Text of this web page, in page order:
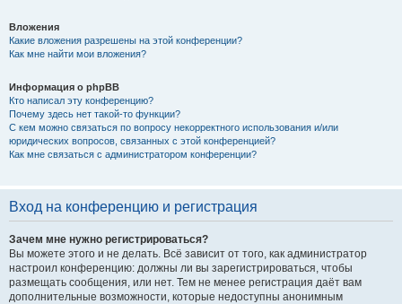
Вложения
Какие вложения разрешены на этой конференции?
Как мне найти мои вложения?
Информация о phpBB
Кто написал эту конференцию?
Почему здесь нет такой-то функции?
С кем можно связаться по вопросу некорректного использования и/или
юридических вопросов, связанных с этой конференцией?
Как мне связаться с администратором конференции?
Вход на конференцию и регистрация
Зачем мне нужно регистрироваться?
Вы можете этого и не делать. Всё зависит от того, как администратор
настроил конференцию: должны ли вы зарегистрироваться, чтобы
размещать сообщения, или нет. Тем не менее регистрация даёт вам
дополнительные возможности, которые недоступны анонимным